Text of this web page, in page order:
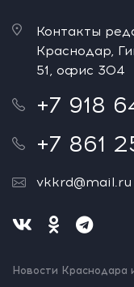
Контакты
Краснодар,
51, офис 304
+7 918
+7 861
vkkrd@mail.ru
Новости Краснодара